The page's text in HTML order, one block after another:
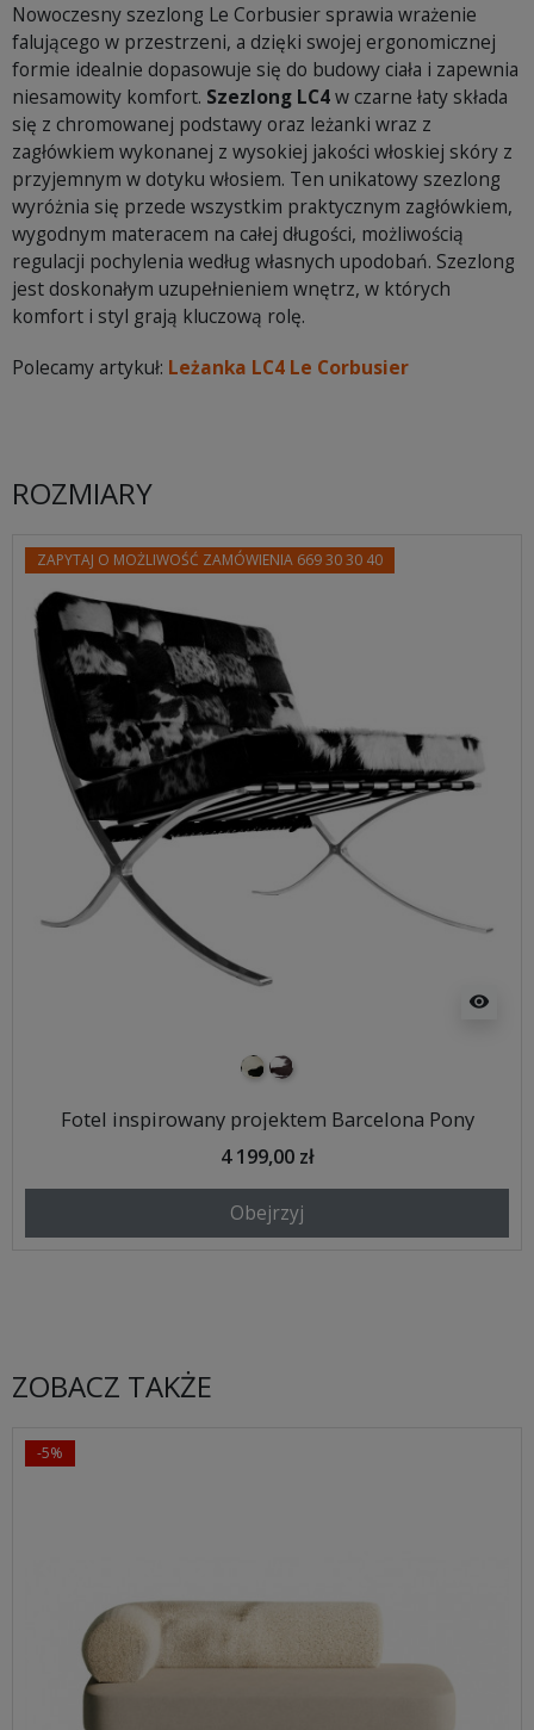
Nowoczesny szezlong Le Corbusier sprawia wrażenie
falującego w przestrzeni, a dzięki swojej ergonomicznej
formie idealnie dopasowuje się do budowy ciała i zapewnia
niesamowity komfort. Szezlong LC4w czarne łaty składa
się z chromowanej podstawy oraz leżanki wraz z
zagłówkiem wykonanej z wysokiej jakości włoskiej skóry z
przyjemnym w dotyku włosiem. Ten unikatowy szezlong
wyróżnia się przede wszystkim praktycznym zagłówkiem,
wygodnym materacem na całej długości, możliwością
regulacji pochylenia według własnych upodobań. Szezlong
jest doskonałym uzupełnieniem wnętrz, w których
komfort i styl grają kluczową rolę.
Polecamy artykuł: Leżanka LC4 Le Corbusier
ROZMIARY
ZAPYTAJ O MOŻLIWOŚĆ ZAMÓWIENIA 669 30 30 40
visibility
pony biało-czarne
pony biało-brązowe
Fotel inspirowany projektem Barcelona Pony
4 199,00 zł
Obejrzyj
ZOBACZ TAKŻE
-5%